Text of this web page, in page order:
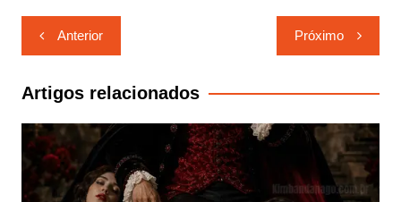
Navegação
de
Post
Anterior Próximo
Artigos relacionados